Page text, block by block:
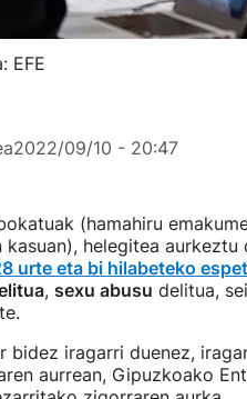
EFE
2022/09/10 - 20:47
(hamahiru
kasuan), helegitea
urte eta bi hilabeteko
, sexu abusu delitua, sei
bidez iragarri duenez,
aurrean, Gipuzkoako